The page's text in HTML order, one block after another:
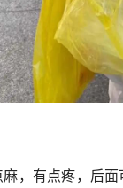
，有点疼，后